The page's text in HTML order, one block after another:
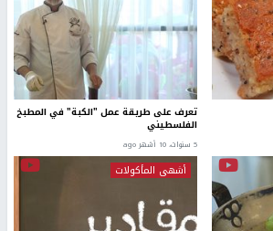
تعرف على طريقة عمل "الكبة" في المطبخ
الفلسطيني
5 سنوات، 10 أشهر ago
أشهى المأكولات